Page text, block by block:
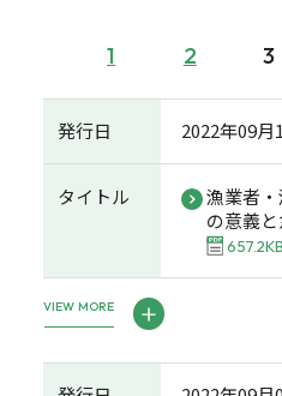
1 2 3
発行日 2022年09月
タイトル
漁業者
の意義
657.2KB
VIEW MORE